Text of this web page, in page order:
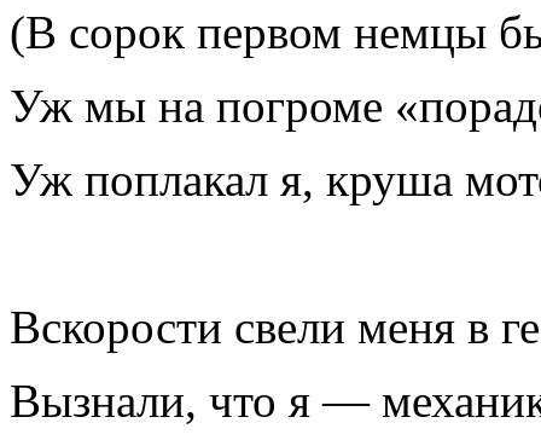
(В сорок первом немцы
Уж мы на погроме
Уж поплакал я, круша
Вскорости свели меня в
Вызнали, что я —